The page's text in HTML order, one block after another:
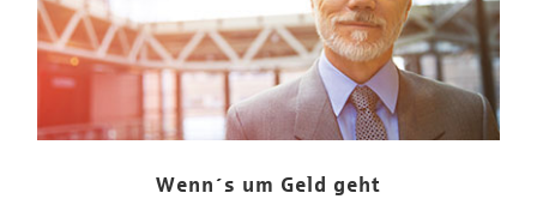
Wenn´s um Geld geht